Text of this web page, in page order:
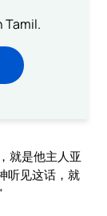
Tamil.
就是他主人亚
听见这话，就